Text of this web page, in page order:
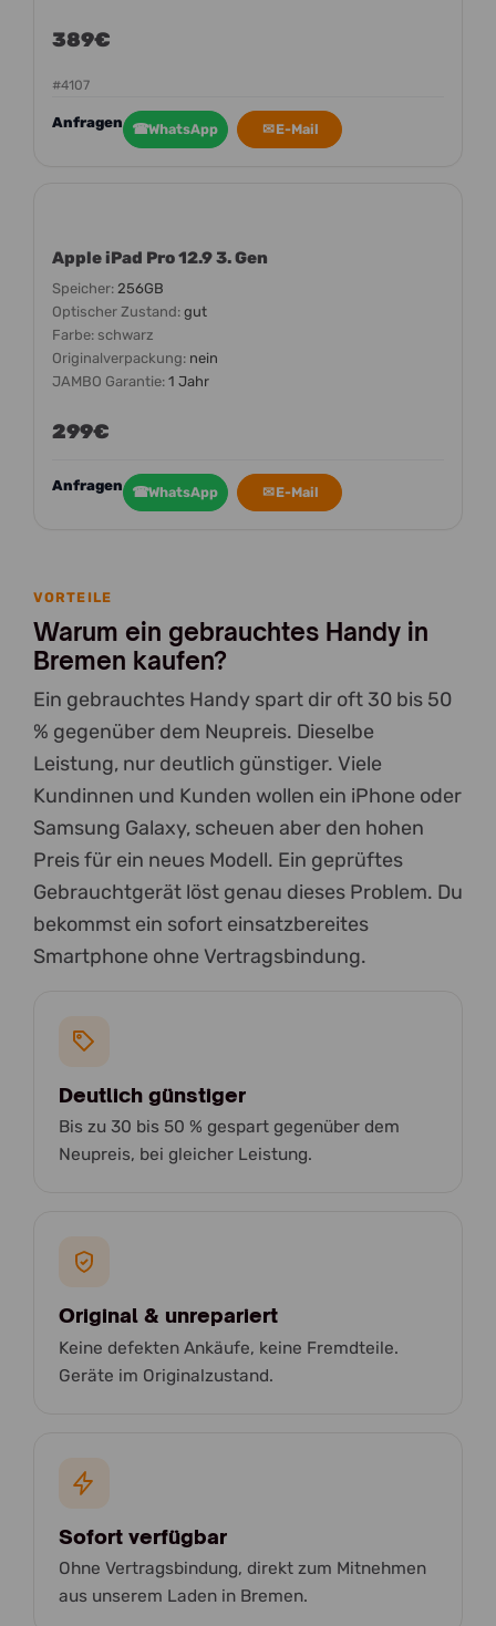
389€
#4107
Anfragen ☎WhatsApp ✉E-Mail
Apple iPad Pro 12.9 3. Gen
Speicher: 256GB
Optischer Zustand: gut
Farbe: schwarz
Originalverpackung: nein
JAMBO Garantie: 1 Jahr
299€
Anfragen ☎WhatsApp ✉E-Mail
VORTEILE
Warum ein gebrauchtes Handy in
Bremen kaufen?
Ein gebrauchtes Handy spart dir oft 30 bis 50
% gegenüber dem Neupreis. Dieselbe
Leistung, nur deutlich günstiger. Viele
Kundinnen und Kunden wollen ein iPhone oder
Samsung Galaxy, scheuen aber den hohen
Preis für ein neues Modell. Ein geprüftes
Gebrauchtgerät löst genau dieses Problem. Du
bekommst ein sofort einsatzbereites
Smartphone ohne Vertragsbindung.
Deutlich günstiger
Bis zu 30 bis 50 % gespart gegenüber dem
Neupreis, bei gleicher Leistung.
Original & unrepariert
Keine defekten Ankäufe, keine Fremdteile.
Geräte im Originalzustand.
Sofort verfügbar
Ohne Vertragsbindung, direkt zum Mitnehmen
aus unserem Laden in Bremen.